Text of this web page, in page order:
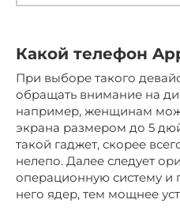
Какой телефон
При выборе такого
обращать внимание на
например, женщинам
экрана размером до 5
такой гаджет, скорее
нелепо. Далее следует
операционную систему и
него ядер, тем мощнее